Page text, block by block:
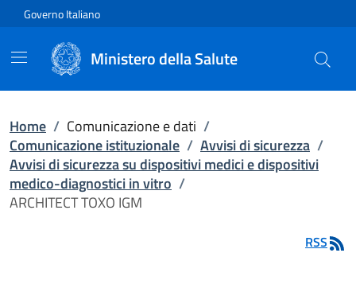
Vai direttamente al contenuto
Governo Italiano
Ministero della Salute
Home / Comunicazione e dati /
Comunicazione istituzionale / Avvisi di sicurezza /
Avvisi di sicurezza su dispositivi medici e dispositivi
medico-diagnostici in vitro /
ARCHITECT TOXO IGM
RSS